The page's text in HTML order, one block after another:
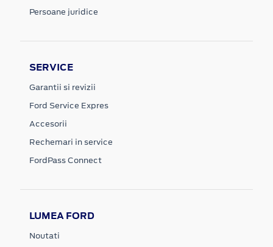
Persoane juridice
SERVICE
Garantii si revizii
Ford Service Expres
Accesorii
Rechemari in service
FordPass Connect
LUMEA FORD
Noutati